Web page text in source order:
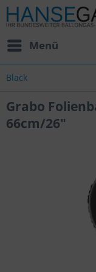
Menü
Black
Grabo
66cm/26"